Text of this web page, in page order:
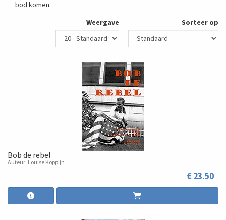
bod komen.
Weergave
Sorteer op
Bob de rebel
Auteur: Louise Koppijn
€ 23.50